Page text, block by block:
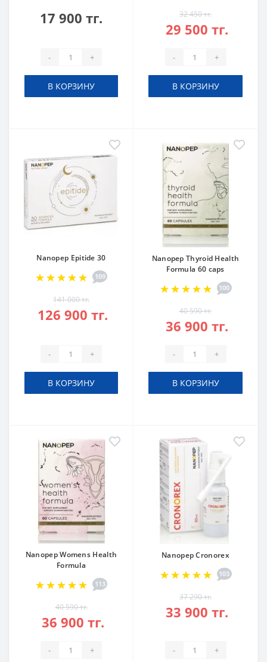
17 900 тг.
- +
В КОРЗИНУ
32 450 тг.
29 500 тг.
- +
В КОРЗИНУ
Nanopep Epitide 30
109
141 000 тг.
126 900 тг.
- +
В КОРЗИНУ
Nanopep Thyroid Health
Formula 60 caps
100
40 590 тг.
36 900 тг.
- +
В КОРЗИНУ
Nanopep Womens Health
Formula
113
40 590 тг.
36 900 тг.
- +
Nanopep Cronorex
103
37 290 тг.
33 900 тг.
- +